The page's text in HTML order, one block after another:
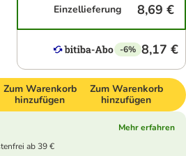
Einzellieferung 8,69 €
-6% 8,17 €
Zum Warenkorb
hinzufügen
Zum Warenkorb
hinzufügen
Mehr erfahren
ab 39 €